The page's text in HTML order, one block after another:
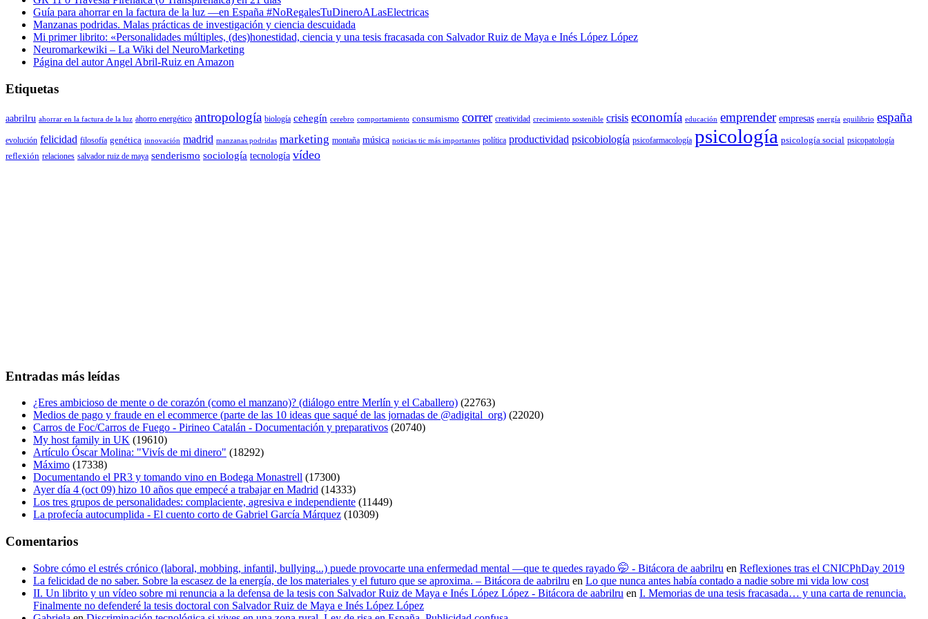
Guía para ahorrar en la factura de la luz —en España #NoRegalesTuDineroALasElectricas
Manzanas podridas. Malas prácticas de investigación y ciencia descuidada
Mi primer librito: «Personalidades múltiples, (des)honestidad, ciencia y una tesis fracasada con Salvador Ruiz de Maya e Inés López López
Neuromarkewiki – La Wiki del NeuroMarketing
Página del autor Angel Abril-Ruiz en Amazon
Etiquetas
aabrilru ahorrar en la factura de la luz ahorro energético antropología biología cehegín cerebro comportamiento consumismo correr creatividad crecimiento sostenible crisis economía educación emprender empresas energía equilibrio españa
evolución felicidad filosofía genética innovación madrid manzanas podridas marketing montaña música noticias tic más importantes política productividad psicobiología psicofarmacología psicología psicología social psicopatología
reflexión relaciones salvador ruiz de maya senderismo sociología tecnología vídeo
Entradas más leídas
¿Eres ambicioso de mente o de corazón (como el manzano)? (diálogo entre Merlín y el Caballero) (22763)
Medios de pago y fraude en el ecommerce (parte de las 10 ideas que saqué de las jornadas de @adigital_org) (22020)
Carros de Foc/Carros de Fuego - Pirineo Catalán - Documentación y preparativos (20740)
My host family in UK (19610)
Artículo Óscar Molina: "Vivís de mi dinero" (18292)
Máximo (17338)
Documentando el PR3 y tomando vino en Bodega Monastrell (17300)
Ayer día 4 (oct 09) hizo 10 años que empecé a trabajar en Madrid (14333)
Los tres grupos de personalidades: complaciente, agresiva e independiente (11449)
La profecía autocumplida - El cuento corto de Gabriel García Márquez (10309)
Comentarios
Sobre cómo el estrés crónico (laboral, mobbing, infantil, bullying...) puede provocarte una enfermedad mental —que te quedes rayado 🤭 - Bitácora de aabrilru en Reflexiones tras el CNICPhDay 2019
La felicidad de no saber. Sobre la escasez de la energía, de los materiales y el futuro que se aproxima. – Bitácora de aabrilru en Lo que nunca antes había contado a nadie sobre mi vida low cost
II. Un librito y un vídeo sobre mi renuncia a la defensa de la tesis con Salvador Ruiz de Maya e Inés López López - Bitácora de aabrilru en I. Memorias de una tesis fracasada… y una carta de renuncia.
Finalmente no defenderé la tesis doctoral con Salvador Ruiz de Maya e Inés López López